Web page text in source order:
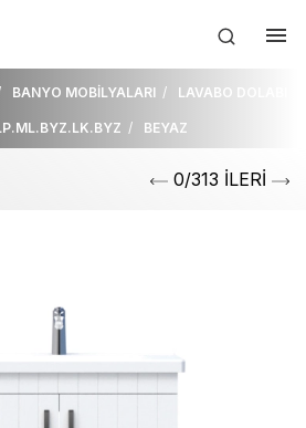
BANYO MOBİLYALARI LAVABO DOLABI
BEYAZ
0/313 İLERİ